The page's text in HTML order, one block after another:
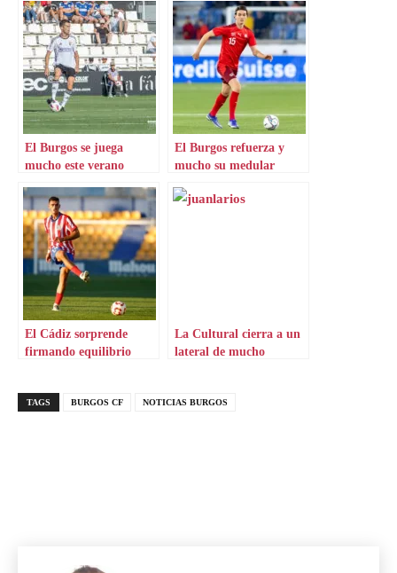
El Burgos se juega
mucho este verano
El Burgos refuerza y
mucho su medular
El Cádiz sorprende
firmando equilibrio
La Cultural cierra a un
lateral de mucho
TAGS BURGOS CF NOTICIAS BURGOS